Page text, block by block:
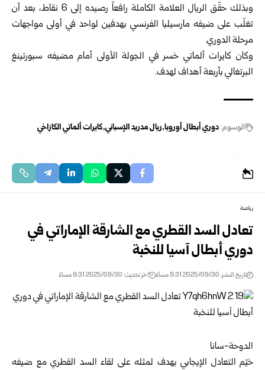
وبذلك حقّق الريال العلامة الكاملة رافعاً رصيده إلى 6 نقاط، بعد أن
تغلّب على ضيفه مارسيليا الفرنسي بهدفين لواحد في أولى مواجهات
مرحلة الدوري.
وكان كايرات ألماتي خسر في الجولة الأولى أمام مضيفه سبورتينغ
البرتغالي بأربعة أهداف لهدف.
الوسوم:دوري أبطال أوروبا ريال مدريد الإسباني كايرات ألماتي الكازاخي
رياضة
تعادل السد القطري مع الشارقة الإماراتي في
دوري أبطال آسيا للنخبة
تاريخ النشر: 2025/09/30 9:31 مساءً اخر تحديث: 2025/09/30 9:31 مساءً
الدوحة-سانا
خيّم التعادل الإيجابي بهدف لمثله على لقاء السد القطري مع ضيفه